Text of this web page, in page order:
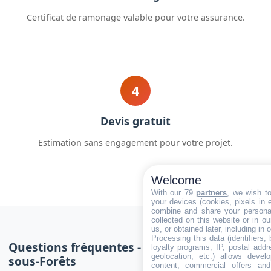
Certificat de ramonage valable pour votre assurance.
4
Devis gratuit
Estimation sans engagement pour votre projet.
Questions fréquentes - Ramonage Soultz-
sous-Forêts
Welcome
With our 79 partners , we wish
your devices (cookies, pixels in
combine and share your
collected on this website or in
us, or obtained later, including in
Processing this data (identifiers,
loyalty programs, IP, postal
geolocation, etc.) allows
content, commercial offers